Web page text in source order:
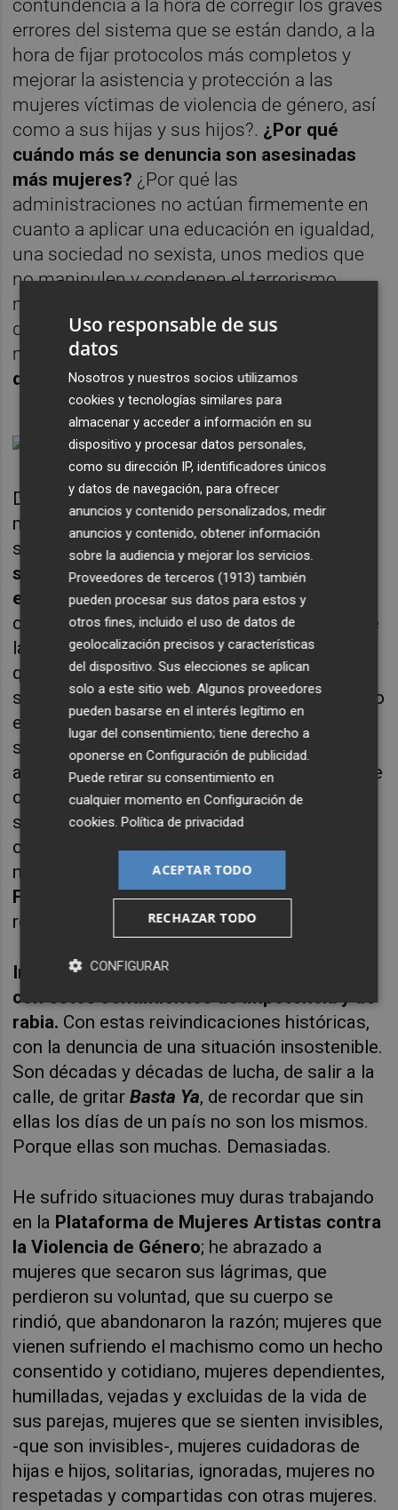
contundencia a la hora de corregir los graves
errores del sistema que se están dando, a la
hora de fijar protocolos más completos y
mejorar la asistencia y protección a las
mujeres víctimas de violencia de género, así
como a sus hijas y sus hijos?. ¿Por qué
cuándo más se denuncia son asesinadas
más mujeres? ¿Por qué las
administraciones no actúan firmemente en
cuanto a aplicar una educación en igualdad,
una sociedad no sexista, unos medios que
no manipulen y condenen el terrorismo
machista y que no lo releguen a las páginas
de sucesos? ¿Por qué esta sociedad sigue
manteniendo silencio e insolidaridad?
qué todo? ¿Por qué nada?
Duele seguir llorando la muerte de las
mujeres, maldiciendo, además, el borrado de
sus nombres y de sus vidas.Así no puede
seguir esta sociedad, ni este sistema, ni
esta democracia.No son suficientes, ni
claras, las políticas actuales, no es suficiente
la prevención, no está a la altura la justicia y
quienes la administran, no es suficiente el
seguimiento de las órdenes de alejamiento, no
es suficiente nada, absolutamente nada. Y no
sirven los argumentarios, las consignas, la
absurda demagogia, los golpes en el pecho de
ciertos políticos que, en el fondo y la forma,
son machistas y se ponen una máscara en
cada convocatoria electoral. Pero las
máscaras, como nos enseñara el eterno
Fernando Pessoa, se quedan adheridas al
rostro de tanto ponerlas y quitarlas.
Indigna y duele, mucho, comenzar un año
con estos sentimientos de impotencia y de
rabia. Con estas reivindicaciones históricas,
con la denuncia de una situación insostenible.
Son décadas y décadas de lucha, de salir a la
calle, de gritarBasta Ya, de recordar que sin
ellas los días de un país no son los mismos.
Porque ellas son muchas. Demasiadas.
He sufrido situaciones muy duras trabajando
en la Plataforma de Mujeres Artistas contra
la Violencia de Género; he abrazado a
mujeres que secaron sus lágrimas, que
perdieron su voluntad, que su cuerpo se
rindió, que abandonaron la razón; mujeres que
vienen sufriendo el machismo como un hecho
consentido y cotidiano, mujeres dependientes,
humilladas, vejadas y excluidas de la vida de
sus parejas, mujeres que se sienten invisibles,
-que son invisibles-, mujeres cuidadoras de
hijas e hijos, solitarias, ignoradas, mujeres no
respetadas y compartidas con otras mujeres.
Uso responsable de sus
datos
Nosotros y nuestros socios utilizamos
cookies y tecnologías similares para
almacenar y acceder a información en su
dispositivo y procesar datos personales,
como su dirección IP, identificadores únicos
y datos de navegación, para ofrecer
anuncios y contenido personalizados, medir
anuncios y contenido, obtener información
sobre la audiencia y mejorar los servicios.
Proveedores de terceros (1913) también
pueden procesar sus datos para estos y
otros fines, incluido el uso de datos de
geolocalización precisos y características
del dispositivo. Sus elecciones se aplican
solo a este sitio web. Algunos proveedores
pueden basarse en el interés legítimo en
lugar del consentimiento; tiene derecho a
oponerse enConfiguración de publicidad
Puede retirar su consentimiento en
cualquier momento enConfiguración de
cookies .Política de privacidad
ACEPTAR TODO
RECHAZAR TODO
CONFIGURAR